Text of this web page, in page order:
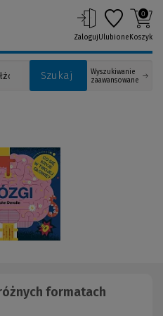
Szukaj
Wyszukiwanie
zaawansowane
ZalogujUlubione
0
Koszyk
formatach